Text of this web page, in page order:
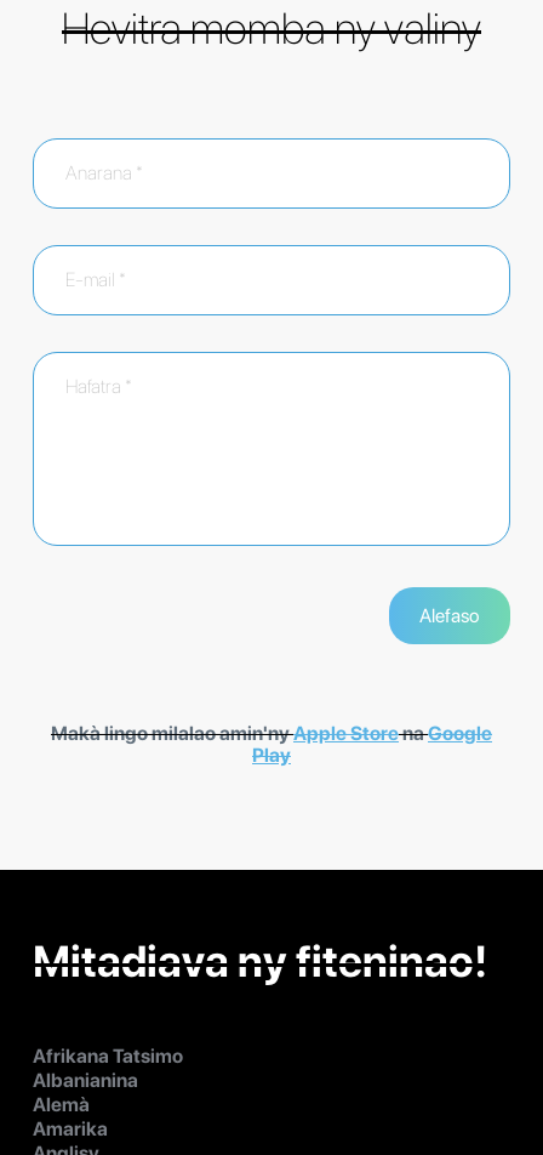
Hevitra momba ny valiny
Makà lingo milalao amin'nyApple StorenaGoogle
Play
Mitadiava ny fiteninao!
Afrikana Tatsimo
Albanianina
Alemà
Amarika